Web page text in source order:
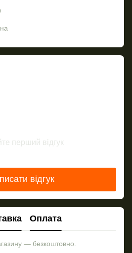
перший відгук
відгук
Оплата
— безкоштовно.